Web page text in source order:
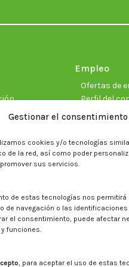
Gestionar el
cookies y/o tecnologías
de la red, así como poder
sus servicios.
de estas tecnologías nos
de navegación o las
el consentimiento, puede afectar
funciones.
, para aceptar el uso de estas
Empleo
Ofertas de
Perfil del
Buscar en
Buscar: